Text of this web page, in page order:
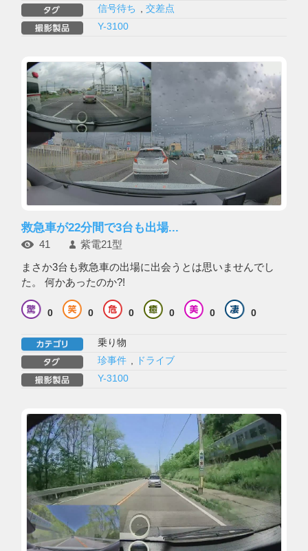
信号待ち
交差点
Y-3100
救急車が22分間で3台も出場...
41 紫電21型
まさか3台も救急車の出場に出会うとは思いませんでし
た。 何かあったのか?!
0 0 0 0 0 0
乗り物
珍事件
ドライブ
Y-3100